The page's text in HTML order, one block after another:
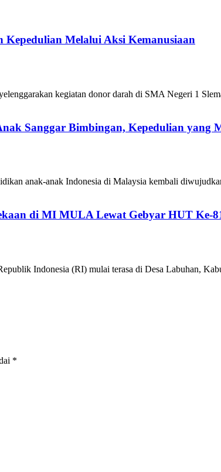
Kepedulian Melalui Aksi Kemanusiaan
kegiatan donor darah di SMA Negeri 1
Sanggar Bimbingan, Kepedulian yang
anak-anak Indonesia di Malaysia kembali
di MI MULA Lewat Gebyar HUT Ke-
Indonesia (RI) mulai terasa di Desa Labuhan,
*